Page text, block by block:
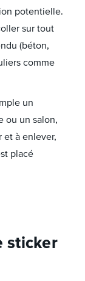
potentielle.
sur tout
(béton,
comme
un
ou un salon,
et à enlever,
placé
sticker